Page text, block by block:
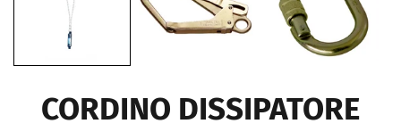
CORDINO DISSIPATORE